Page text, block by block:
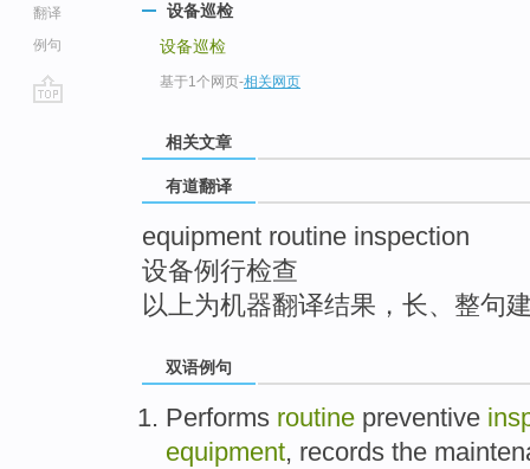
翻译
例句
设备巡检
设备巡检
基于1个网页-相关网页
相关文章
有道翻译
equipment routine inspection
设备例行检查
以上为机器翻译结果，长、整句
双语例句
Performs routine preventive
equipment, records the